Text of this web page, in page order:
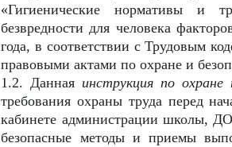
«Гигиенические нормативы и
безвредности для человека
года, в соответствии с Трудовым
правовыми актами по охране и
1.2. Данная инструкция по
требования охраны труда перед
кабинете администрации школы,
безопасные методы и приемы